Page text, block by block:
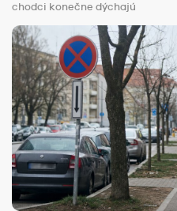
chodci konečne dýchajú